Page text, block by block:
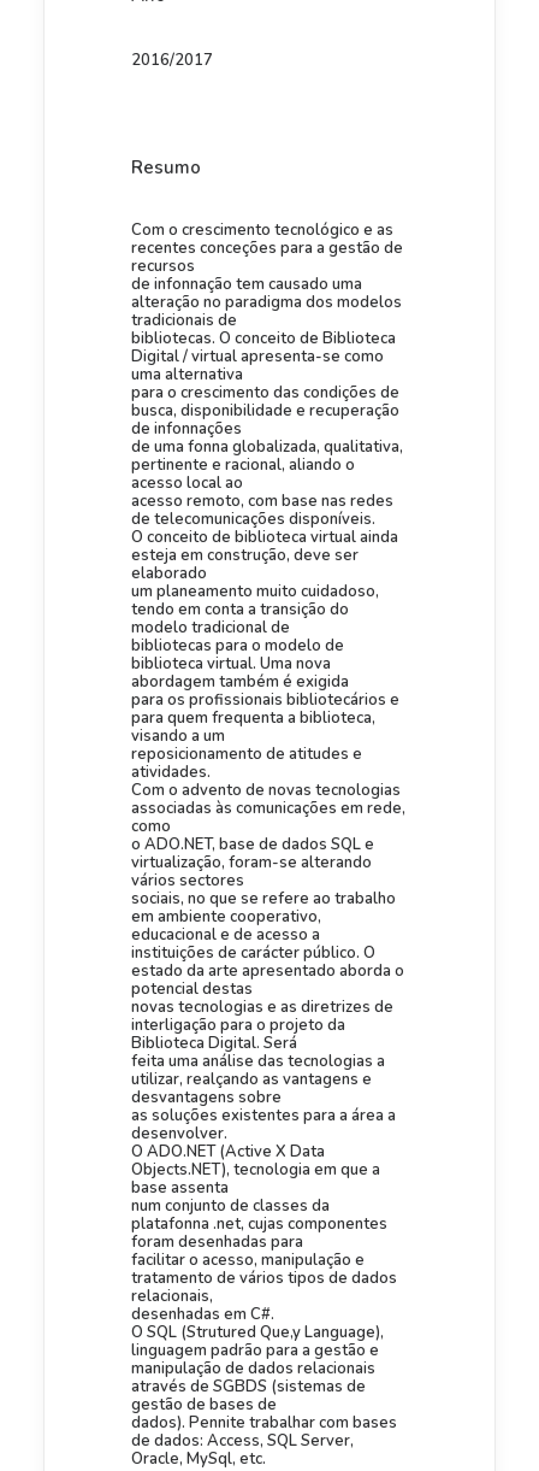
2016/2017
Resumo
Com o crescimento tecnológico e as
recentes conceções para a gestão de
recursos
de infonnação tem causado uma
alteração no paradigma dos modelos
tradicionais de
bibliotecas. O conceito de Biblioteca
Digital / virtual apresenta-se como
uma alternativa
para o crescimento das condições de
busca, disponibilidade e recuperação
de infonnações
de uma fonna globalizada, qualitativa,
pertinente e racional, aliando o
acesso local ao
acesso remoto, com base nas redes
de telecomunicações disponíveis.
O conceito de biblioteca virtual ainda
esteja em construção, deve ser
elaborado
um planeamento muito cuidadoso,
tendo em conta a transição do
modelo tradicional de
bibliotecas para o modelo de
biblioteca virtual. Uma nova
abordagem também é exigida
para os profissionais bibliotecários e
para quem frequenta a biblioteca,
visando a um
reposicionamento de atitudes e
atividades.
Com o advento de novas tecnologias
associadas às comunicações em rede,
como
o ADO.NET, base de dados SQL e
virtualização, foram-se alterando
vários sectores
sociais, no que se refere ao trabalho
em ambiente cooperativo,
educacional e de acesso a
instituições de carácter público. O
estado da arte apresentado aborda o
potencial destas
novas tecnologias e as diretrizes de
interligação para o projeto da
Biblioteca Digital. Será
feita uma análise das tecnologias a
utilizar, realçando as vantagens e
desvantagens sobre
as soluções existentes para a área a
desenvolver.
O ADO.NET (Active X Data
Objects.NET), tecnologia em que a
base assenta
num conjunto de classes da
platafonna .net, cujas componentes
foram desenhadas para
facilitar o acesso, manipulação e
tratamento de vários tipos de dados
relacionais,
desenhadas em C#.
O SQL (Strutured Que,y Language),
linguagem padrão para a gestão e
manipulação de dados relacionais
através de SGBDS (sistemas de
gestão de bases de
dados). Pennite trabalhar com bases
de dados: Access, SQL Server,
Oracle, MySql, etc.